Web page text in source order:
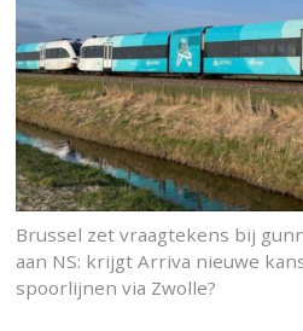
Brussel zet vraagtekens bij
aan NS: krijgt Arriva nieuwe
spoorlijnen via Zwolle?